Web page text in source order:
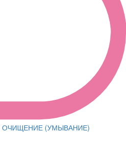
ОЧИЩЕНИЕ (УМЫВАНИЕ)